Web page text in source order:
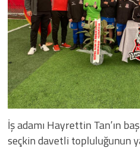
İş adamı Hayrettin Tan’ın
seçkin davetli topluluğunun